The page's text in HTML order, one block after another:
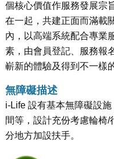
個核心價值作服務發展宗
在一起，共建正面而滿載
內，以高端系統配合專業
素，由會員登記、服務報
嶄新的體驗及得到不一樣
無障礙描述
i-Life 設有基本無障礙設
間等，設計充份考慮輪椅
分地方加設扶手。